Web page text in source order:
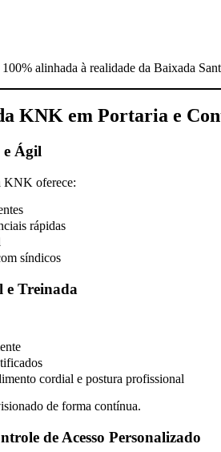
100% alinhada à realidade da Baixada
KNK em Portaria e
e Ágil
KNK oferece:
rápidas
síndicos
e Treinada
cordial e postura profissional
de forma contínua.
de Acesso Personalizado